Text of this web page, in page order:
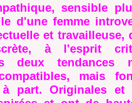
sensible
d'une femme
et travailleuse,
à l'esprit
deux tendances
mais
à part. Originales et